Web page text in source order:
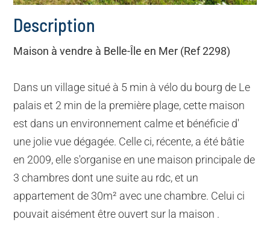
Description
Maison à vendre à Belle-Île en Mer (Ref 2298)
Dans un village situé à 5 min à vélo du bourg de Le
palais et 2 min de la première plage, cette maison
est dans un environnement calme et bénéficie d'
une jolie vue dégagée. Celle ci, récente, a été bâtie
en 2009, elle s'organise en une maison principale de
3 chambres dont une suite au rdc, et un
appartement de 30m² avec une chambre. Celui ci
pouvait aisément être ouvert sur la maison .